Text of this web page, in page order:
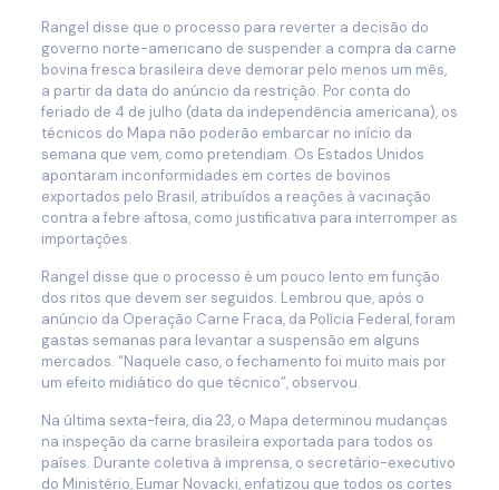
Rangel disse que o processo para reverter a decisão do
governo norte-americano de suspender a compra da carne
bovina fresca brasileira deve demorar pelo menos um mês,
a partir da data do anúncio da restrição. Por conta do
feriado de 4 de julho (data da independência americana), os
técnicos do Mapa não poderão embarcar no início da
semana que vem, como pretendiam. Os Estados Unidos
apontaram inconformidades em cortes de bovinos
exportados pelo Brasil, atribuídos a reações à vacinação
contra a febre aftosa, como justificativa para interromper as
importações.
Rangel disse que o processo é um pouco lento em função
dos ritos que devem ser seguidos. Lembrou que, após o
anúncio da Operação Carne Fraca, da Polícia Federal, foram
gastas semanas para levantar a suspensão em alguns
mercados. “Naquele caso, o fechamento foi muito mais por
um efeito midiático do que técnico”, observou.
Na última sexta-feira, dia 23, o Mapa determinou mudanças
na inspeção da carne brasileira exportada para todos os
países. Durante coletiva à imprensa, o secretário-executivo
do Ministério, Eumar Novacki, enfatizou que todos os cortes